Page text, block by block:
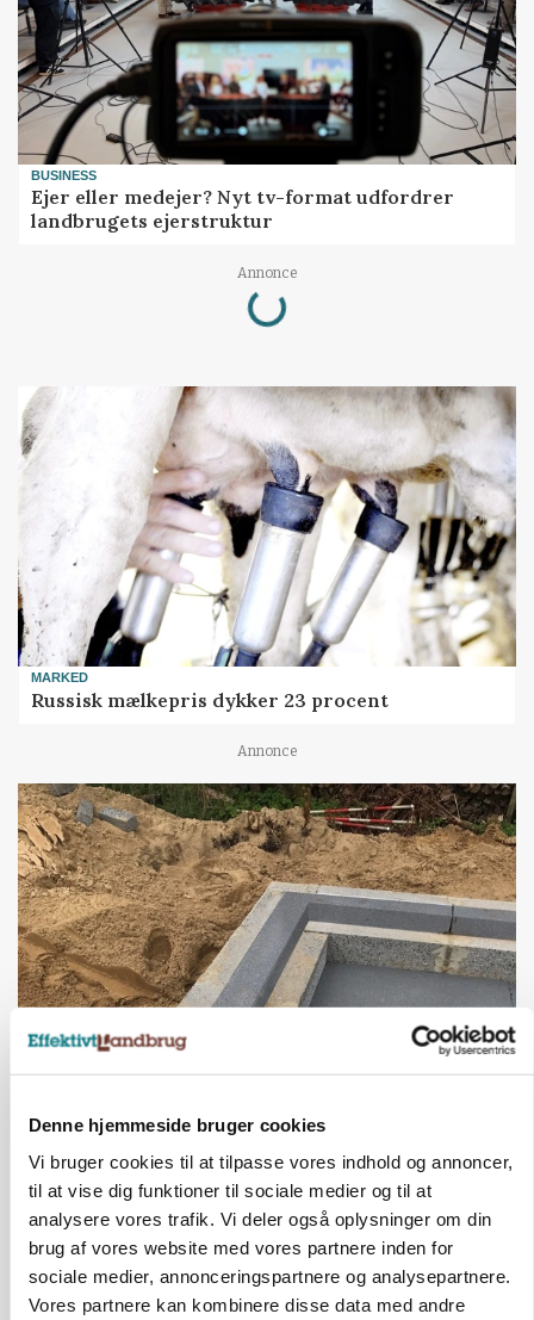
Denne hjemmeside bruger cookies
Vi bruger cookies til at tilpasse vores indhold og annoncer,
til at vise dig funktioner til sociale medier og til at
analysere vores trafik. Vi deler også oplysninger om din
brug af vores website med vores partnere inden for
sociale medier, annonceringspartnere og analysepartnere.
Vores partnere kan kombinere disse data med andre
BUSINESS
Ejer eller medejer? Nyt tv-format udfordrer
landbrugets ejerstruktur
Annonce
Loading...
MARKED
Russisk mælkepris dykker 23 procent
Annonce
BUSINESS
marked for biokul
Annonce
POLITIK
»Nu stopper I«: Landbrugsdebattør og
protestgruppe vil demonstrere mod ny
gødskningslov